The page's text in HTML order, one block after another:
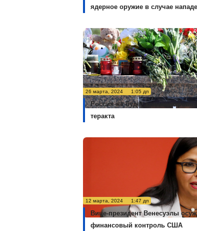
ядерное оружие в случае
26 марта, 2024 1:05 дп
Россия не будет
теракта
12 марта, 2024 1:47 дп
Вице-президент Венесуэлы
финансовый контроль США